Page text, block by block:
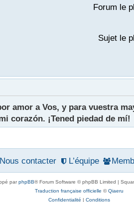
Forum le
Sujet le
amor a Vos, y para vuestra
corazón. ¡Tened piedad de mí!
L’équipe
Nous contacter
parphpBB® Forum Software © phpBB Limited |
Traduction française officielle ©Qiaeru
Confidentialité | Conditions